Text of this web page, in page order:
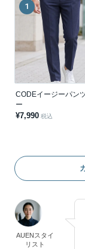
1
CODEイージーパン
ー
¥7,990 税込
AUENスタイ
リスト